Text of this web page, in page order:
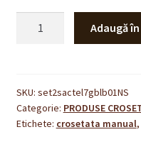
telefon
mobil
SACTÉL
Adaugă
SKU: set2sactel7gblb01NS
Categorie: PRODUSE
Etichete: crosetata manual,